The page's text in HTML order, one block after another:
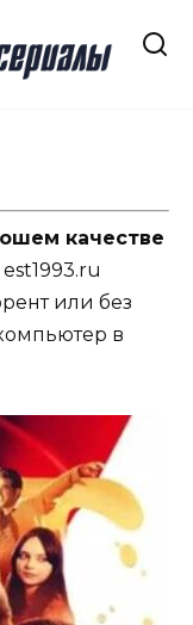
качестве
или без
в